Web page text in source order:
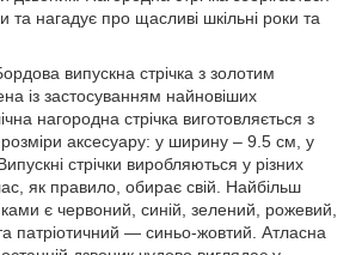
та нагадує про щасливі шкільні роки та
випускна стрічка з золотим
із застосуванням найновіших
нагородна стрічка виготовляється з
розміри аксесуару: у ширину – 9.5 см, у
стрічки виробляються у різних
як правило, обирає свій. Найбільш
є червоний, синій, зелений, рожевий,
патріотичний — синьо-жовтий. Атласна